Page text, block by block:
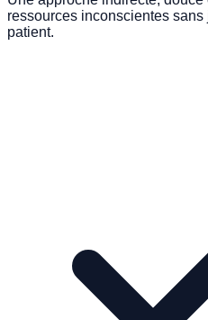
ressources inconscientes
patient.